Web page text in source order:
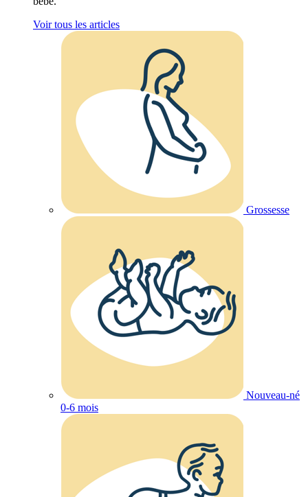
Voir tous les articles
Grossesse
Nouveau-né
0-6 mois